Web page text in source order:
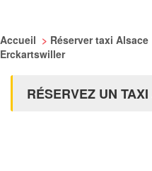
Accueil > Réserver taxi Alsace
Erckartswiller
RÉSERVEZ UN